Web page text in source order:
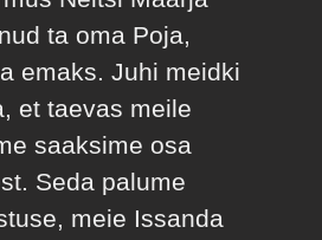
ta oma Poja,
emaks. Juhi meidki
et taevas meile
saaksime osa
Seda palume
meie Issanda